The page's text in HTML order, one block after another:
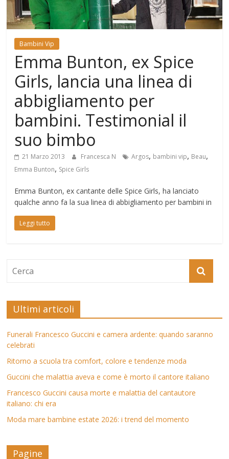
Mondo
Bambini Vip
Emma Bunton, ex Spice
Girls, lancia una linea di
abbigliamento per
bambini. Testimonial il
suo bimbo
21 Marzo 2013 Francesca N Argos, bambini vip, Beau,
Emma Bunton, Spice Girls
Emma Bunton, ex cantante delle Spice Girls, ha lanciato
qualche anno fa la sua linea di abbigliamento per bambini in
Leggi tutto
Ultimi articoli
Funerali Francesco Guccini e camera ardente: quando saranno
celebrati
Ritorno a scuola tra comfort, colore e tendenze moda
Guccini che malattia aveva e come è morto il cantore italiano
Francesco Guccini causa morte e malattia del cantautore
italiano: chi era
Moda mare bambine estate 2026: i trend del momento
Pagine